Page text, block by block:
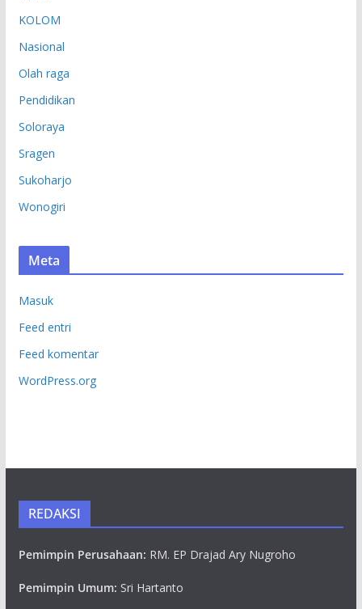
KOLOM
Nasional
Olah raga
Pendidikan
Soloraya
Sragen
Sukoharjo
Wonogiri
Meta
Masuk
Feed entri
Feed komentar
WordPress.org
REDAKSI
Pemimpin Perusahaan: RM. EP Drajad Ary Nugroho
Pemimpin Umum: Sri Hartanto